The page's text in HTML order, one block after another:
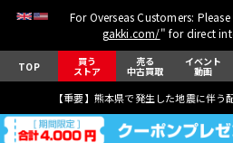
For Overseas Customers:
gakki.com/" for direct
TOP 買う
ストア
売る
中古買取
イベント
動画
【重要】熊本県で発生した地震に伴う